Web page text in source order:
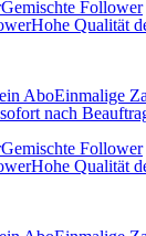
Gemischte Follower
Hohe Qualität
Einmalige
Gemischte Follower
Hohe Qualität